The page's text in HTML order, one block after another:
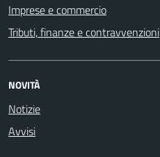
Imprese e commercio
Tributi, finanze e contravvenzioni
NOVITÀ
Notizie
Avvisi